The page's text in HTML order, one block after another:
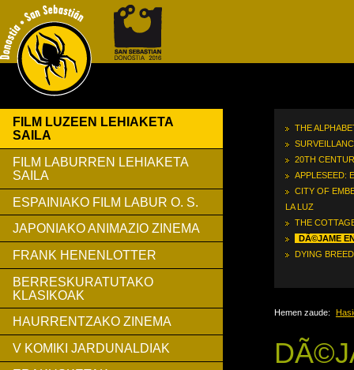
FILM LUZEEN LEHIAKETA
SAILA
FILM LABURREN LEHIAKETA
SAILA
ESPAINIAKO FILM LABUR O. S.
JAPONIAKO ANIMAZIO ZINEMA
FRANK HENENLOTTER
BERRESKURATUTAKO
KLASIKOAK
HAURRENTZAKO ZINEMA
V KOMIKI JARDUNALDIAK
THE
20TH
APPLESEED:
CITY OF
LA LUZ
THE
DÃ©JAME
DYING BREED
Hemen zaude: